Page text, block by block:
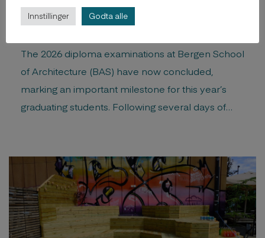
in Architecture
The 2026 diploma examinations at Bergen School
of Architecture (BAS) have now concluded,
marking an important milestone for this year’s
graduating students. Following several days of
final diploma examinations and are graduating
with a Master of Architecture degree. The
examination took place from 26. – 30. […]
Innstillinger Godta alle